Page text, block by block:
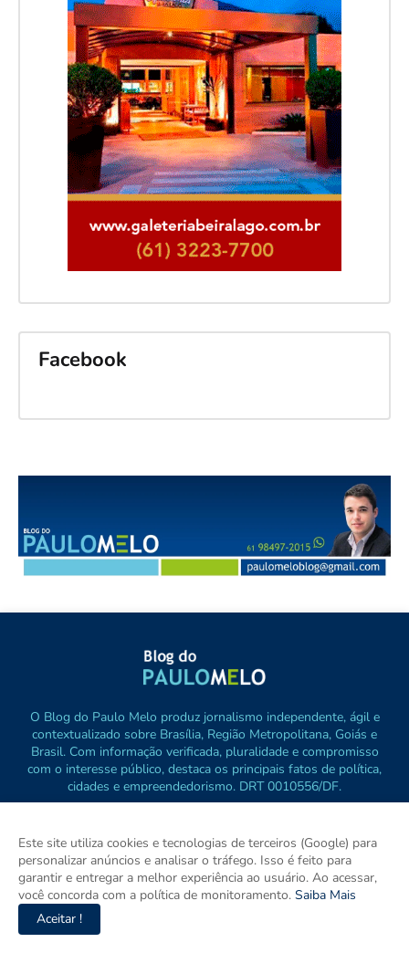
Facebook
O Blog do Paulo Melo produz jornalismo independente, ágil e
contextualizado sobre Brasília, Região Metropolitana, Goiás e
Brasil. Com informação verificada, pluralidade e compromisso
com o interesse público, destaca os principais fatos de política,
cidades e empreendedorismo. DRT 0010556/DF.
Este site utiliza cookies e tecnologias de terceiros (Google) para
personalizar anúncios e analisar o tráfego. Isso é feito para
garantir e entregar a melhor experiência ao usuário. Ao acessar,
você concorda com a política de monitoramento. Saiba Mais
Aceitar !